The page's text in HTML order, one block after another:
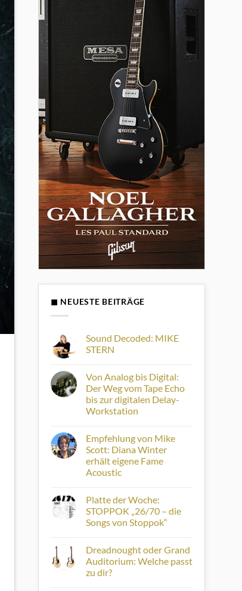
◼ NEUESTE BEITRÄGE
Sound Decoded: MIKE
STERN
zu
Sound
Decoded:
MIKE
STERN
Von Analog bis Digital:
Der Weg vom Tape Echo
bis zur digitalen Delay-
Workstation
zu
Von
Analog
bis
Digital:
Der
Tape
Echo
bis
zur
Workstation
Empfehlung von Mike
Scott: Diana Winter
erhält eigene Fame
Acoustic
zu
Empfehlung
von
Mike
Winter
erhält
eigene
Acoustic
Platte der Woche:
STOPPOK „26/70 – die
Songs von Stoppok“
zu
Platte
der
Woche:
Dreadnought oder Grand
Auditorium: Welche passt
zu dir?